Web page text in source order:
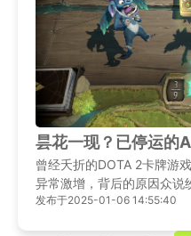
昙花一现？已停运的
曾经夭折的DOTA 2卡牌游
异常激增，背后的原因众说
发布于2025-01-06 14:55:40